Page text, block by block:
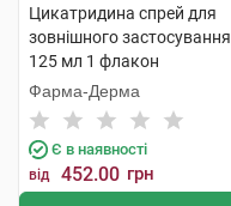
Цикатридина спрей для
зовнішного застосування
125 мл 1 флакон
Фарма-Дерма
Є в наявності
від 452.00 грн